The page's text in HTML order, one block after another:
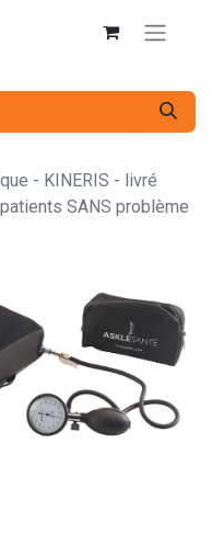
- KINERIS - livré
SANS problème